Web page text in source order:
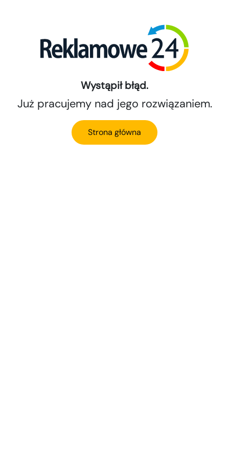
Wystąpił błąd.
Już pracujemy nad jego rozwiązaniem.
Strona główna